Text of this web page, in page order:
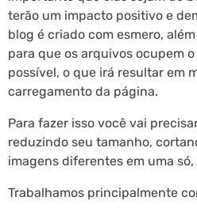
terão um impacto positivo e
blog é criado com esmero,
para que os arquivos ocupem
possível, o que irá resultar em
carregamento da página.
Para fazer isso você vai
reduzindo seu tamanho,
imagens diferentes em uma
Trabalhamos principalmente